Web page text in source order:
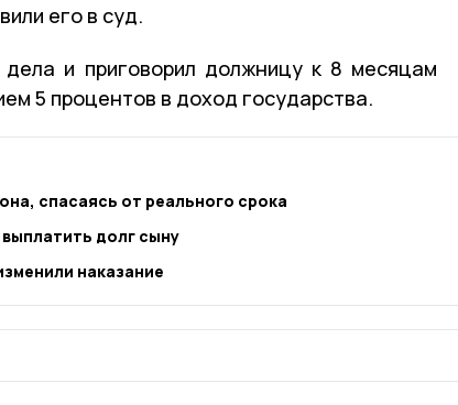
его в суд.
и приговорил должницу к 8 месяцам
5 процентов в доход государства.
спасаясь от реального срока
долг сыну
наказание